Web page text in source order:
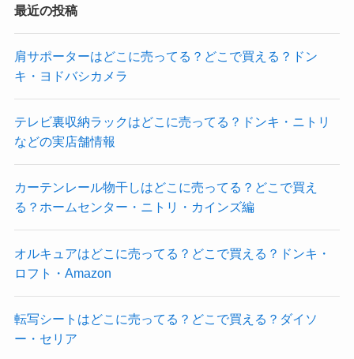
最近の投稿
肩サポーターはどこに売ってる？どこで買える？ドン
キ・ヨドバシカメラ
テレビ裏収納ラックはどこに売ってる？ドンキ・ニトリ
などの実店舗情報
カーテンレール物干しはどこに売ってる？どこで買え
る？ホームセンター・ニトリ・カインズ編
オルキュアはどこに売ってる？どこで買える？ドンキ・
ロフト・Amazon
転写シートはどこに売ってる？どこで買える？ダイソ
ー・セリア